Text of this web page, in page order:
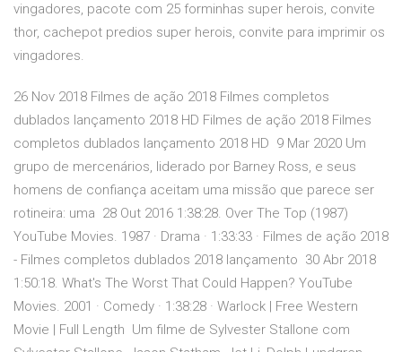
vingadores, pacote com 25 forminhas super herois, convite
thor, cachepot predios super herois, convite para imprimir os
vingadores.
26 Nov 2018 Filmes de ação 2018 Filmes completos
dublados lançamento 2018 HD Filmes de ação 2018 Filmes
completos dublados lançamento 2018 HD 9 Mar 2020 Um
grupo de mercenários, liderado por Barney Ross, e seus
homens de confiança aceitam uma missão que parece ser
rotineira: uma 28 Out 2016 1:38:28. Over The Top (1987)
YouTube Movies. 1987 · Drama · 1:33:33 · Filmes de ação 2018
- Filmes completos dublados 2018 lançamento 30 Abr 2018
1:50:18. What's The Worst That Could Happen? YouTube
Movies. 2001 · Comedy · 1:38:28 · Warlock | Free Western
Movie | Full Length Um filme de Sylvester Stallone com